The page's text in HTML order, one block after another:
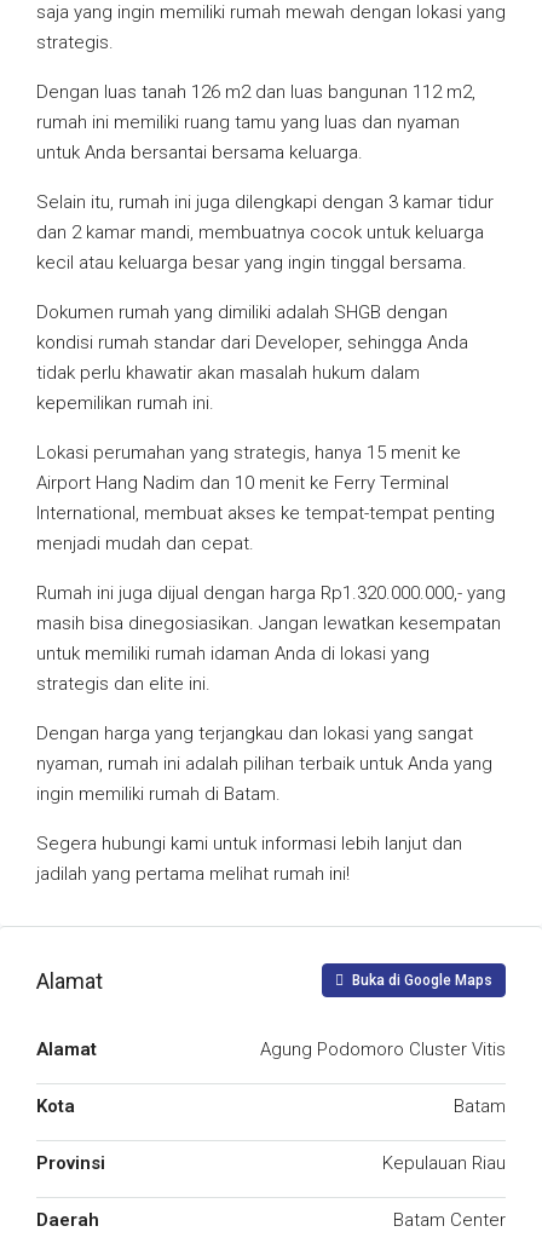
saja yang ingin memiliki rumah mewah dengan lokasi yang
strategis.
Dengan luas tanah 126 m2 dan luas bangunan 112 m2,
rumah ini memiliki ruang tamu yang luas dan nyaman
untuk Anda bersantai bersama keluarga.
Selain itu, rumah ini juga dilengkapi dengan 3 kamar tidur
dan 2 kamar mandi, membuatnya cocok untuk keluarga
kecil atau keluarga besar yang ingin tinggal bersama.
Dokumen rumah yang dimiliki adalah SHGB dengan
kondisi rumah standar dari Developer, sehingga Anda
tidak perlu khawatir akan masalah hukum dalam
kepemilikan rumah ini.
Lokasi perumahan yang strategis, hanya 15 menit ke
Airport Hang Nadim dan 10 menit ke Ferry Terminal
International, membuat akses ke tempat-tempat penting
menjadi mudah dan cepat.
Rumah ini juga dijual dengan harga Rp1.320.000.000,- yang
masih bisa dinegosiasikan. Jangan lewatkan kesempatan
untuk memiliki rumah idaman Anda di lokasi yang
strategis dan elite ini.
Dengan harga yang terjangkau dan lokasi yang sangat
nyaman, rumah ini adalah pilihan terbaik untuk Anda yang
ingin memiliki rumah di Batam.
Segera hubungi kami untuk informasi lebih lanjut dan
jadilah yang pertama melihat rumah ini!
Alamat Buka di Google Maps
Alamat Agung Podomoro Cluster Vitis
Kota Batam
Provinsi Kepulauan Riau
Daerah Batam Center